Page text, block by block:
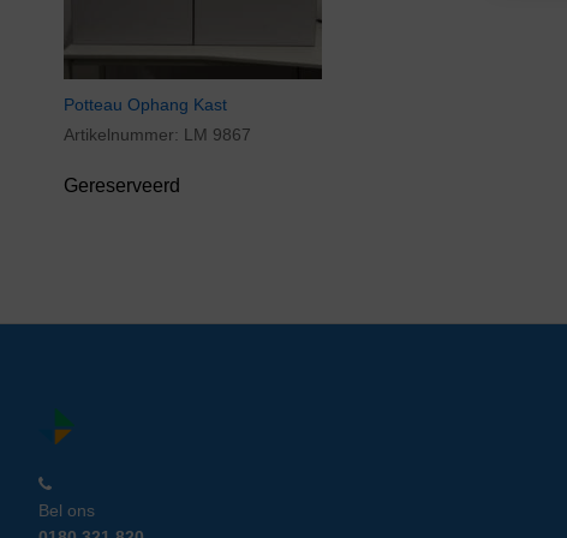
Potteau Ophang Kast
Artikelnummer: LM 9867
Gereserveerd
Bel ons